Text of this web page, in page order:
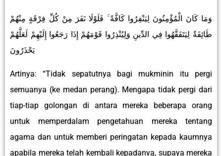
وَمَا كَانَ الْمُؤْمِنُونَ لِيَنْفِرُوا كَافَّةً ۚ فَلَوْلَا نَفَرَ مِنْ كُلِّ فِرْقَةٍ مِنْهُمْ
طَائِفَةٌ لِيَتَفَقَّهُوا فِي الدِّينِ وَلِيُنْذِرُوا قَوْمَهُمْ إِذَا رَجَعُوا إِلَيْهِمْ لَعَلَّهُمْ
يَحْذَرُونَ
Artinya: “Tidak sepatutnya bagi mukminin itu pergi
semuanya (ke medan perang). Mengapa tidak pergi dari
tiap-tiap golongan di antara mereka beberapa orang
untuk memperdalam pengetahuan mereka tentang
agama dan untuk memberi peringatan kepada kaumnya
apabila mereka telah kembali kepadanya, supaya mereka